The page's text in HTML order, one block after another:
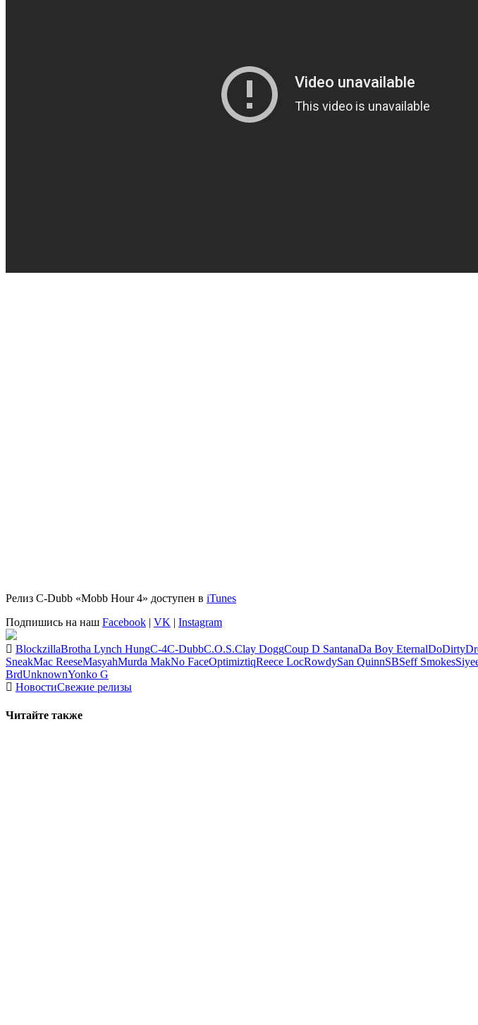
Релиз C-Dubb «Mobb Hour 4» доступен в iTunes
Подпишись на наш Facebook | VK | Instagram
BlockzillaBrotha Lynch HungC-4C-DubbC.O.S.Clay DoggCoup D SantanaDa Boy EternalDoDirty
SneakMac ReeseMasyahMurda MakNo FaceOptimiztiqReece LocRowdySan QuinnSBSeff Smokes
BrdUnknownYonko G
НовостиСвежие релизы
Читайте также